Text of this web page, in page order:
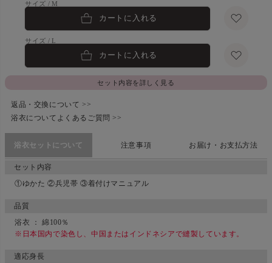
M
カートに入れる
L
カートに入れる
セット内容を詳しく見る
返品・交換について >>
浴衣についてよくあるご質問 >>
浴衣セットについて 注意事項 お届け・お支払方法
セット内容
①ゆかた ②兵児帯 ③着付けマニュアル
品質
浴衣 ： 綿100％
※日本国内で染色し、中国またはインドネシアで縫製しています。
適応身長